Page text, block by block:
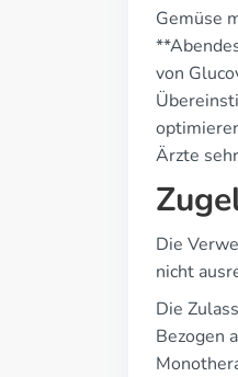
Gemüse
von
Ärzte
Die
nicht
Die
Bezogen